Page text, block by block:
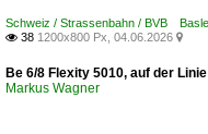
Schweiz / Strassenbahn / BVB
 38 1200x800 Px, 04.06.2026 
Be 6/8 Flexity 5010, auf der
Markus Wagner